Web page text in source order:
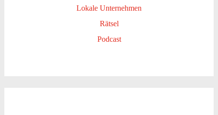
Lokale Unternehmen
Rätsel
Podcast